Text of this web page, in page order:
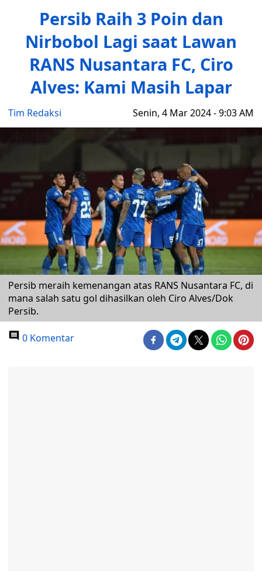
Persib Raih 3 Poin dan
Nirbobol Lagi saat Lawan
RANS Nusantara FC, Ciro
Alves: Kami Masih Lapar
Tim Redaksi Senin, 4 Mar 2024 - 9:03 AM
Persib meraih kemenangan atas RANS Nusantara FC, di
mana salah satu gol dihasilkan oleh Ciro Alves/Dok
Persib.
0 Komentar